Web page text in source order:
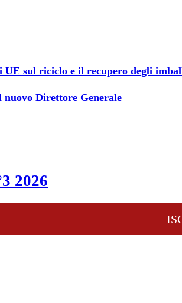
sul riciclo e il recupero degli
Direttore Generale
2026